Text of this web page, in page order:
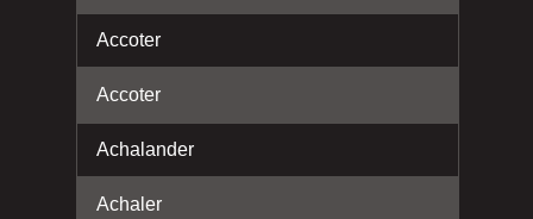
Accoter
Accoter
Achalander
Achaler